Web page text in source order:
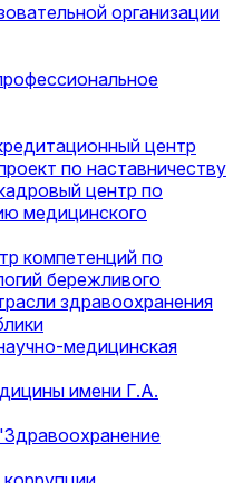
организации
центр
по наставничеству
центр по
медицинского
компетенций по
бережливого
здравоохранения
медицинская
имени Г.А.